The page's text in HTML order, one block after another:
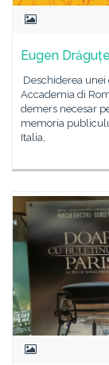
Eugen
Deschiderea
Accademia di
demers necesar
memoria
Italia,